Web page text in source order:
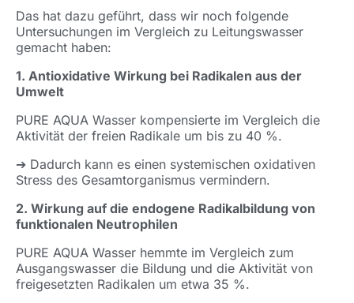
Das hat dazu geführt, dass wir noch folgende
Untersuchungen im Vergleich zu Leitungswasser
gemacht haben:
1. Antioxidative Wirkung bei Radikalen aus der
Umwelt
PURE AQUA Wasser kompensierte im Vergleich die
Aktivität der freien Radikale um bis zu 40 %.
➔ Dadurch kann es einen systemischen oxidativen
Stress des Gesamtorganismus vermindern.
2. Wirkung auf die endogene Radikalbildung von
funktionalen Neutrophilen
PURE AQUA Wasser hemmte im Vergleich zum
Ausgangswasser die Bildung und die Aktivität von
freigesetzten Radikalen um etwa 35 %.